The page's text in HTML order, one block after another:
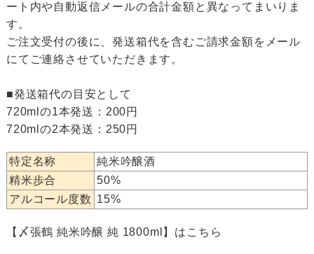
ート内や自動返信メールの合計金額と異なってまいりま
す。
ご注文受付の後に、発送箱代を含むご請求金額をメール
にてご連絡させていただきます。
■発送箱代の目安として
720mlの1本発送：200円
720mlの2本発送：250円
特定名称
純米吟醸酒
精米歩合
50%
アルコール度数 15%
【〆張鶴 純米吟醸 純 1800ml】はこちら